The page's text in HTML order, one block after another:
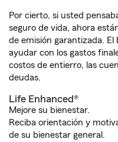
Por cierto, si usted
seguro de vida, ahora
de emisión garantizada.
ayudar con los gastos
costos de entierro, las
deudas.
Life Enhanced®
Mejore su bienestar.
Reciba orientación y
de su bienestar general.